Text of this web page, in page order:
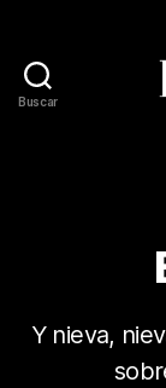
Buscar
Y nieva,